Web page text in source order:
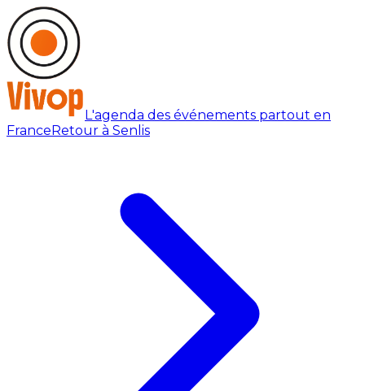
L'agenda des événements partout en
FranceRetour à Senlis